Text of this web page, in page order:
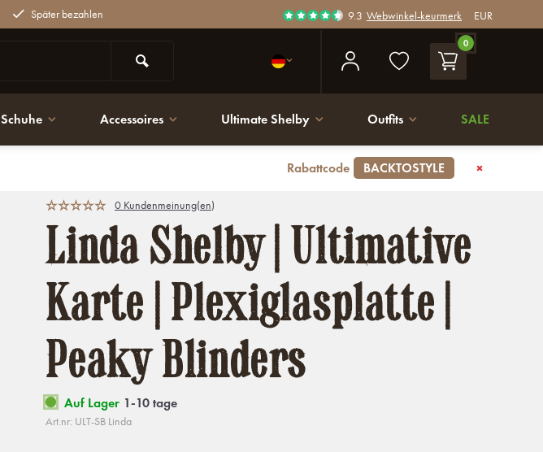
Später bezahlen 9.3 Webwinkel-keurmerk EUR
0
Schuhe Accessoires Ultimate Shelby Outfits SALE
Rabattcode BACKTOSTYLE
0 Kundenmeinung(en)
Linda Shelby | Ultimative
Karte | Plexiglasplatte |
Peaky Blinders
Auf Lager 1-10 tage
Art.nr: ULT-SB Linda